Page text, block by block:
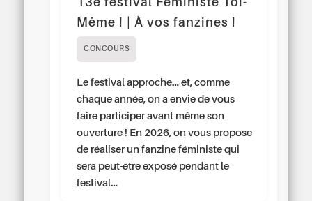
13e festival Féministe Toi-
Même ! | À vos fanzines !
CONCOURS
Le festival approche… et, comme
chaque année, on a envie de vous
faire participer avant même son
ouverture ! En 2026, on vous propose
de réaliser un fanzine féministe qui
sera peut-être exposé pendant le
festival…